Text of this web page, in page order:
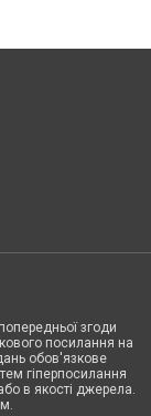
згоди
посилання на
обов'язкове
гіперпосилання
в якості джерела.